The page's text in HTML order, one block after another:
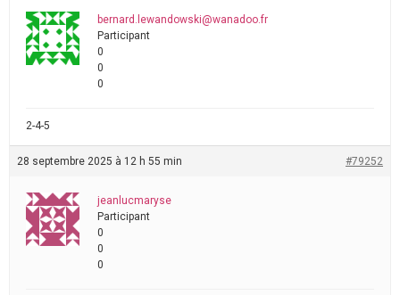
bernard.lewandowski@wanadoo.fr
Participant
0
0
0
2-4-5
28 septembre 2025 à 12 h 55 min #79252
jeanlucmaryse
Participant
0
0
0